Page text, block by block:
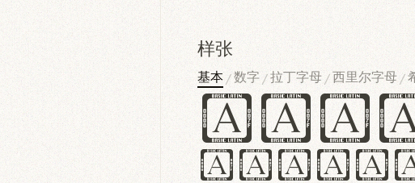
样张
基本 /数字 /拉丁字母 /西里尔字母 /